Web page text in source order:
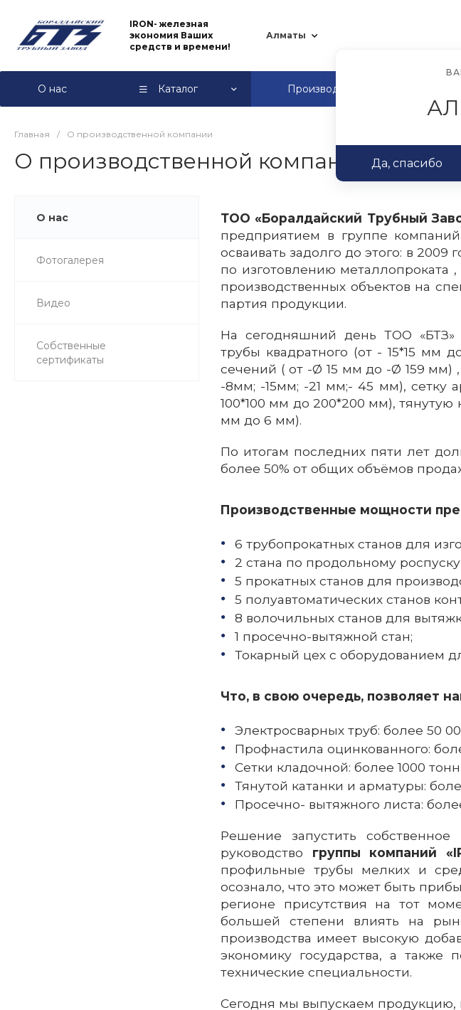
IRON- железная
экономия Ваших
средств и времени!
Алматы
О нас Каталог Производство
Главная / О производственной компании
О производственной компании
О нас
Фотогалерея
Видео
Собственные
сертификаты
ТОО «Боралдайский Трубный
предприятием в группе компаний
осваивать задолго до этого: в
по изготовлению металлопроката
производственных объектов на
партия продукции.
На сегодняшний день ТОО «БТЗ»
трубы квадратного (от - 15*15 мм
сечений ( от -Ø 15 мм до -Ø 159
-8мм; -15мм; -21 мм;- 45 мм), сетку
100*100 мм до 200*200 мм),
мм до 6 мм).
По итогам последних пяти лет
более 50% от общих объёмов
Производственные мощности
6 трубопрокатных станов для
2 стана по продольному
5 прокатных станов для
5 полуавтоматических станов
8 волочильных станов для
1 просечно-вытяжной стан;
Токарный цех с оборудованием
Что, в свою очередь, позволяет
Электросварных труб: более 50
Профнастила оцинкованного:
Сетки кладочной: более 1000 тонн
Тянутой катанки и арматуры:
Просечно- вытяжного листа:
Решение запустить
руководство группы компаний
профильные трубы мелких и
осознало, что это может быть
регионе присутствия на тот
большей степени влиять на
производства имеет высокую
экономику государства, а также
технические специальности.
Сегодня мы выпускаем продукцию,
Да, спасибо